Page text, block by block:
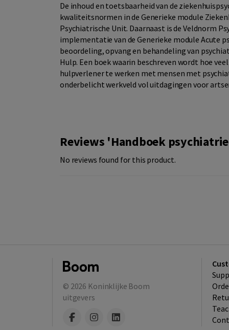
De inhoud en toetsbaarheid van de
kwaliteitsnormen in de Generieke module
Psychiatrische Unit. Daarnaast is de Veldnorm
implementatie van de Generieke module Acute
beoordeling, opvang en behandeling van
Hulp. Een boek waarin beschreven wordt hoe
hulpverlener te werken met mensen met
onderbelicht werkveld vol uitdagingen voor
Reviews 'Handboek
No reviews found for this product.
© 2026 Koninklijke Boom
uitgevers